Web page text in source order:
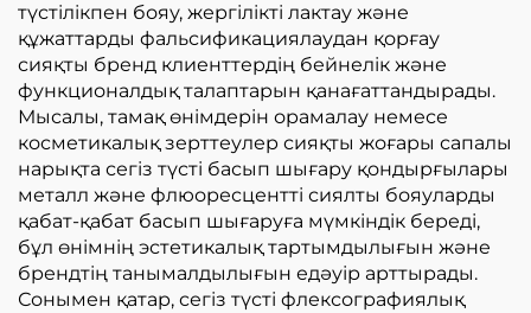
түстілікпен бояу, жергілікті лактау және
құжаттарды фальсификациялаудан қорғау
сияқты бренд клиенттердің бейнелік және
функционалдық талаптарын қанағаттандырады.
Мысалы, тамақ өнімдерін орамалау немесе
косметикалық зерттеулер сияқты жоғары сапалы
нарықта сегіз түсті басып шығару қондырғылары
металл және флюоресцентті сиялты бояуларды
қабат-қабат басып шығаруға мүмкіндік береді,
бұл өнімнің эстетикалық тартымдылығын және
брендтің танымалдылығын едәуір арттырады.
Сонымен қатар, сегіз түсті флексографиялық